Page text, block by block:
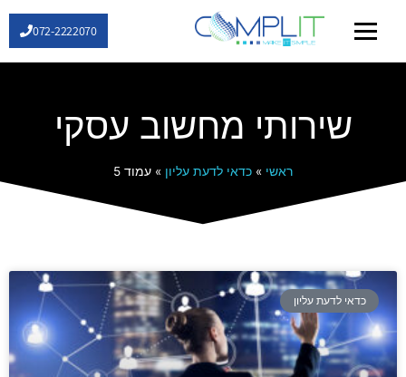
072-2222070
שירותי מחשוב עסקי
ראשי » כדאי לדעת עליון » עמוד 5
כדאי לדעת עליון